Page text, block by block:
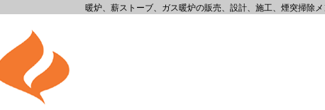
暖炉、薪ストーブ、ガス暖炉の販売、設計、施工、煙突掃除